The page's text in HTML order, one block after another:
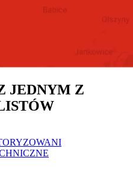
JEDNYM Z